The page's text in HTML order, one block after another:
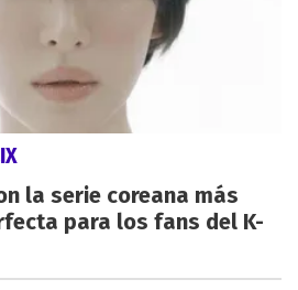
la serie coreana más
para los fans del K-